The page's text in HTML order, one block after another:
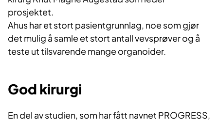
prosjektet.
Ahus har et stort pasientgrunnlag, noe som gjør
det mulig å samle et stort antall vevsprøver og å
teste ut tilsvarende mange organoider.
God kirurgi
En del av studien, som har fått navnet PROGRESS,